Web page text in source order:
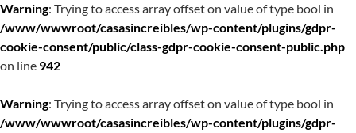
Warning: Trying to access array offset on value of type bool in
/www/wwwroot/casasincreibles/wp-content/plugins/gdpr-
cookie-consent/public/class-gdpr-cookie-consent-public.php
on line 942
Warning: Trying to access array offset on value of type bool in
/www/wwwroot/casasincreibles/wp-content/plugins/gdpr-